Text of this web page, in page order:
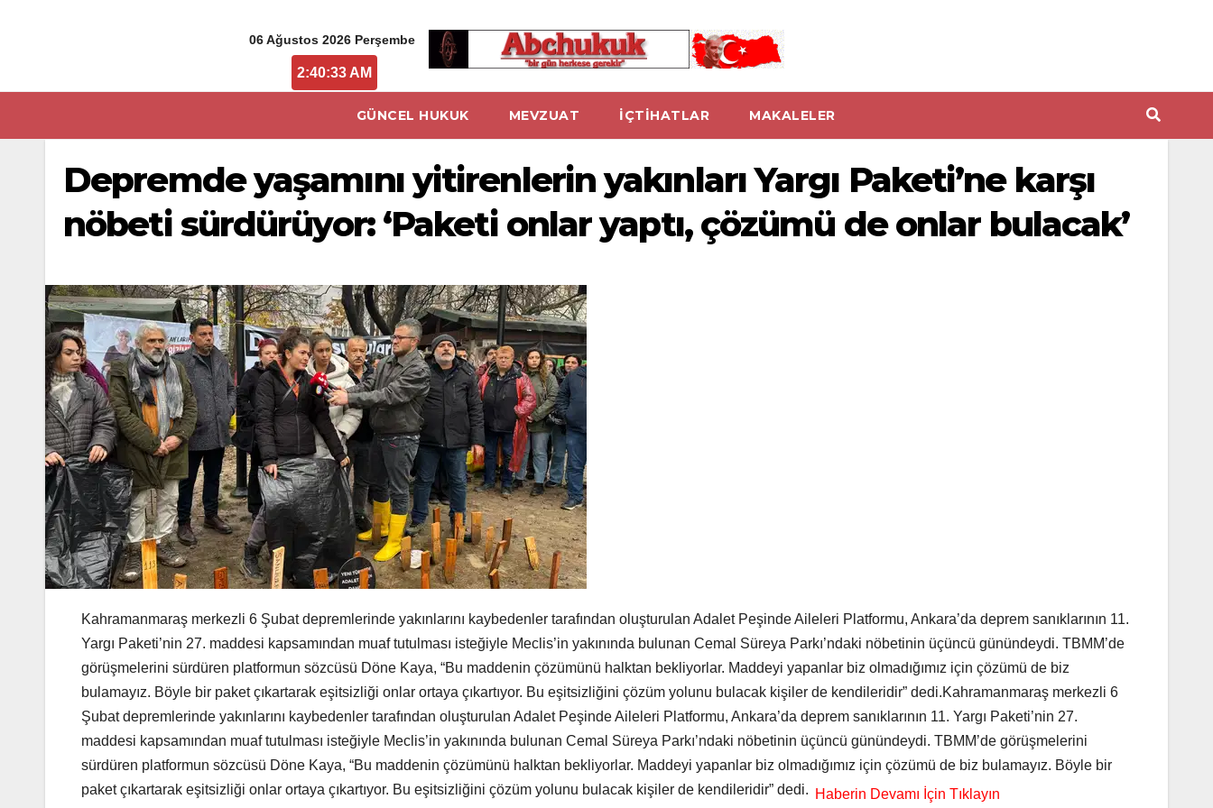
06 Ağustos 2026 Perşembe
2:40:33 AM
GÜNCEL HUKUK MEVZUAT İÇTİHATLAR MAKALELER
Depremde yaşamını yitirenlerin yakınları Yargı Paketi’ne karşı
nöbeti sürdürüyor: ‘Paketi onlar yaptı, çözümü de onlar bulacak’
Kahramanmaraş merkezli 6 Şubat depremlerinde yakınlarını kaybedenler tarafından oluşturulan Adalet Peşinde Aileleri Platformu, Ankara’da deprem sanıklarının 11.
Yargı Paketi’nin 27. maddesi kapsamından muaf tutulması isteğiyle Meclis’in yakınında bulunan Cemal Süreya Parkı’ndaki nöbetinin üçüncü günündeydi. TBMM’de
görüşmelerini sürdüren platformun sözcüsü Döne Kaya, “Bu maddenin çözümünü halktan bekliyorlar. Maddeyi yapanlar biz olmadığımız için çözümü de biz
bulamayız. Böyle bir paket çıkartarak eşitsizliği onlar ortaya çıkartıyor. Bu eşitsizliğini çözüm yolunu bulacak kişiler de kendileridir” dedi.Kahramanmaraş merkezli 6
Şubat depremlerinde yakınlarını kaybedenler tarafından oluşturulan Adalet Peşinde Aileleri Platformu, Ankara’da deprem sanıklarının 11. Yargı Paketi’nin 27.
maddesi kapsamından muaf tutulması isteğiyle Meclis’in yakınında bulunan Cemal Süreya Parkı’ndaki nöbetinin üçüncü günündeydi. TBMM’de görüşmelerini
sürdüren platformun sözcüsü Döne Kaya, “Bu maddenin çözümünü halktan bekliyorlar. Maddeyi yapanlar biz olmadığımız için çözümü de biz bulamayız. Böyle bir
paket çıkartarak eşitsizliği onlar ortaya çıkartıyor. Bu eşitsizliğini çözüm yolunu bulacak kişiler de kendileridir” dedi.